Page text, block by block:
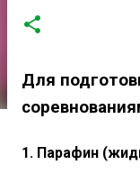
Для
1. Парафин